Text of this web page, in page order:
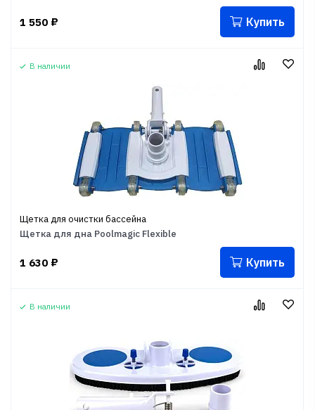
1 550 ₽ Купить
В наличии
Щетка для очистки бассейна
Щетка для дна Poolmagic Flexible
1 630 ₽ Купить
В наличии